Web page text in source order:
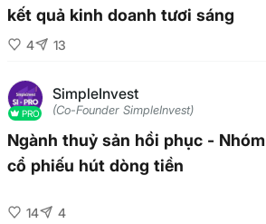
kết quả kinh doanh tươi sáng
4 13
PRO
SimpleInvest
(Co-Founder SimpleInvest)
Ngành thuỷ sản hồi phục - Nhóm
cổ phiếu hút dòng tiền
14 4